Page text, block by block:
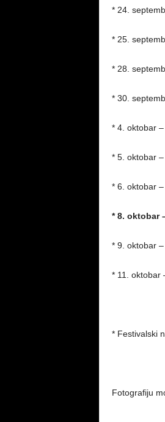
* 24.
* 25.
* 28.
* 30.
* 4. oktobar
* 5. oktobar
* 6. oktobar
* 8. oktobar
* 9. oktobar
* 11. oktobar
* Festivalski
Fotografiju